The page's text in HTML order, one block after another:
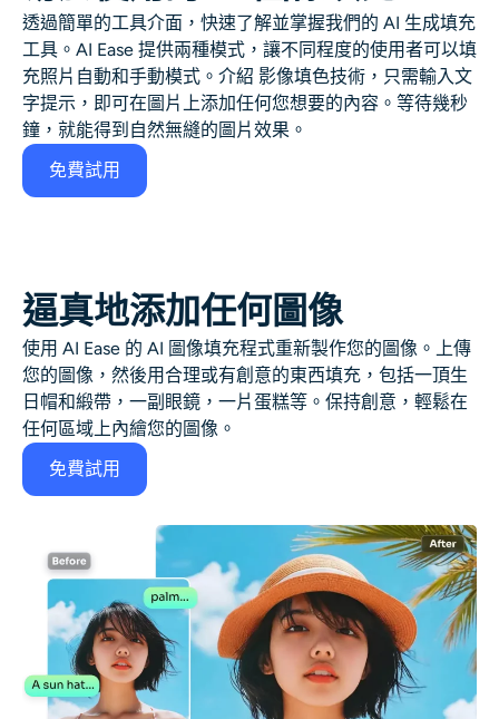
AI寶貝
AI濾鏡
爆頭生成器專業版
視頻工具
視頻效果
視頻增強器
透過簡單的工具介面，快速了解並掌握我們的 AI 生成填充
工具。AI Ease 提供兩種模式，讓不同程度的使用者可以填
充照片 自動和手動模式。介紹 影像填色技術，只需輸入文
字提示，即可在圖片上添加任何您想要的內容。等待幾秒
鐘，就能得到自然無縫的圖片效果。
免費試用
逼真地添加任何圖像
使用 AI Ease 的 AI 圖像填充程式重新製作您的圖像。上傳
您的圖像，然後用合理或有創意的東西填充，包括一頂生
日帽和緞帶，一副眼鏡，一片蛋糕等。保持創意，輕鬆在
任何區域上內繪您的圖像。
免費試用